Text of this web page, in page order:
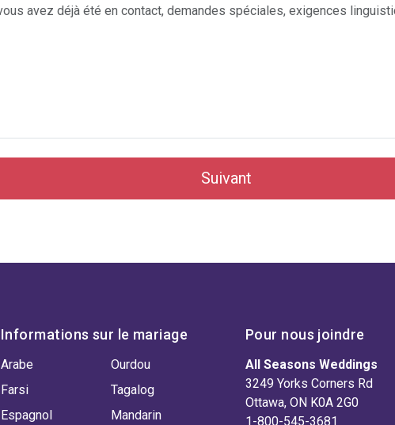
Suivant
Informations sur le mariage
Arabe
Farsi
Espagnol
Ourdou
Tagalog
Mandarin
Pour nous joindre
All Seasons Weddings
3249 Yorks Corners Rd
Ottawa, ON K0A 2G0
1-800-545-3681